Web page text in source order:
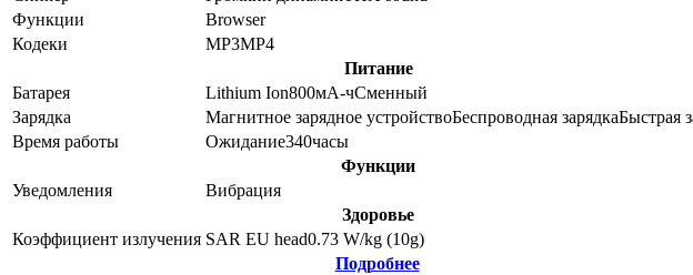
Функции
Browser
Кодеки
MP3MP4
Питание
Батарея
Lithium Ion800мА-чСменный
Зарядка
Магнитное зарядное устройствоБеспроводная зарядкаБыстрая
Время работы
Ожидание340часы
Функции
Уведомления
Вибрация
Здоровье
Коэффициент излучения SAR EU head0.73 W/kg (10g)
Подробнее